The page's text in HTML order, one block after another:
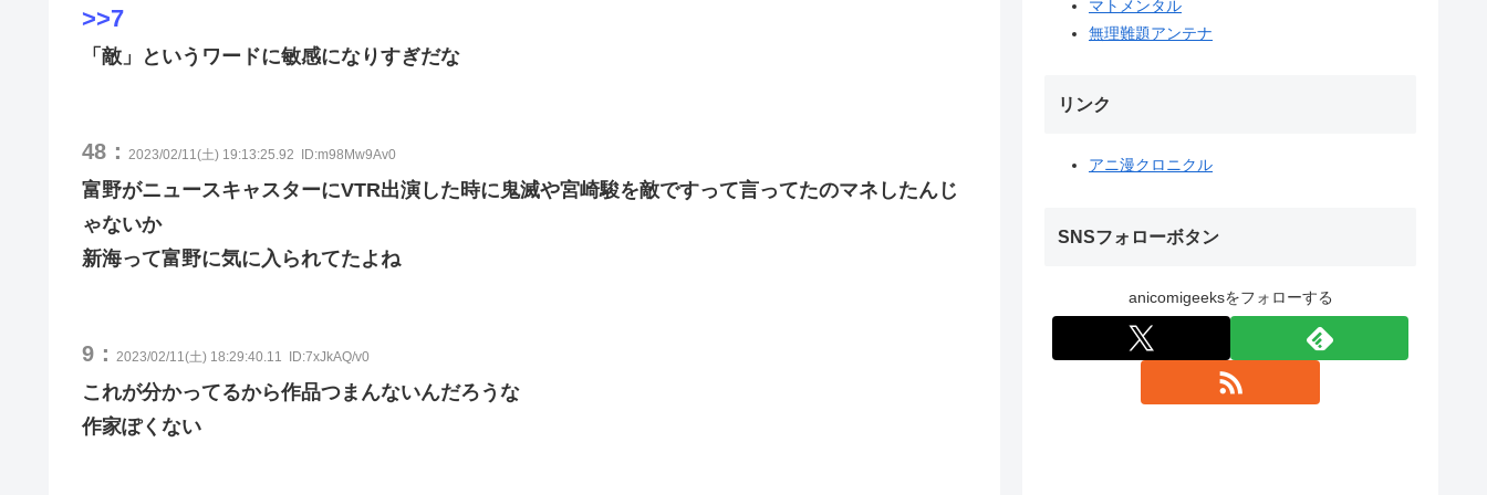
>>7
「敵」というワードに敏感になりすぎだな
48： 2023/02/11(土) 19:13:25.92 ID:m98Mw9Av0
富野がニュースキャスターにVTR出演した時に鬼滅や宮崎駿を敵ですって言ってたのマネしたんじ
ゃないか
新海って富野に気に入られてたよね
9： 2023/02/11(土) 18:29:40.11 ID:7xJkAQ/v0
これが分かってるから作品つまんないんだろうな
作家ぽくない
マトメンタル
無理難題アンテナ
リンク
アニ漫クロニクル
SNSフォローボタン
anicomigeeksをフォローする